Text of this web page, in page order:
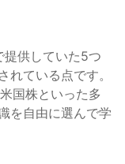
提供していた5つ
ている点です。
国株といった多
を自由に選んで学